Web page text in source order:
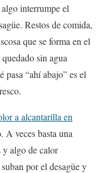
interrumpe el
Restos de comida,
que se forma en el
sin agua
pasa “ahí abajo” es el
a alcantarilla en
A veces basta una
y algo de calor
por el desagüe y